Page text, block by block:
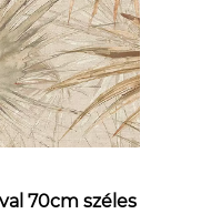
70cm széles